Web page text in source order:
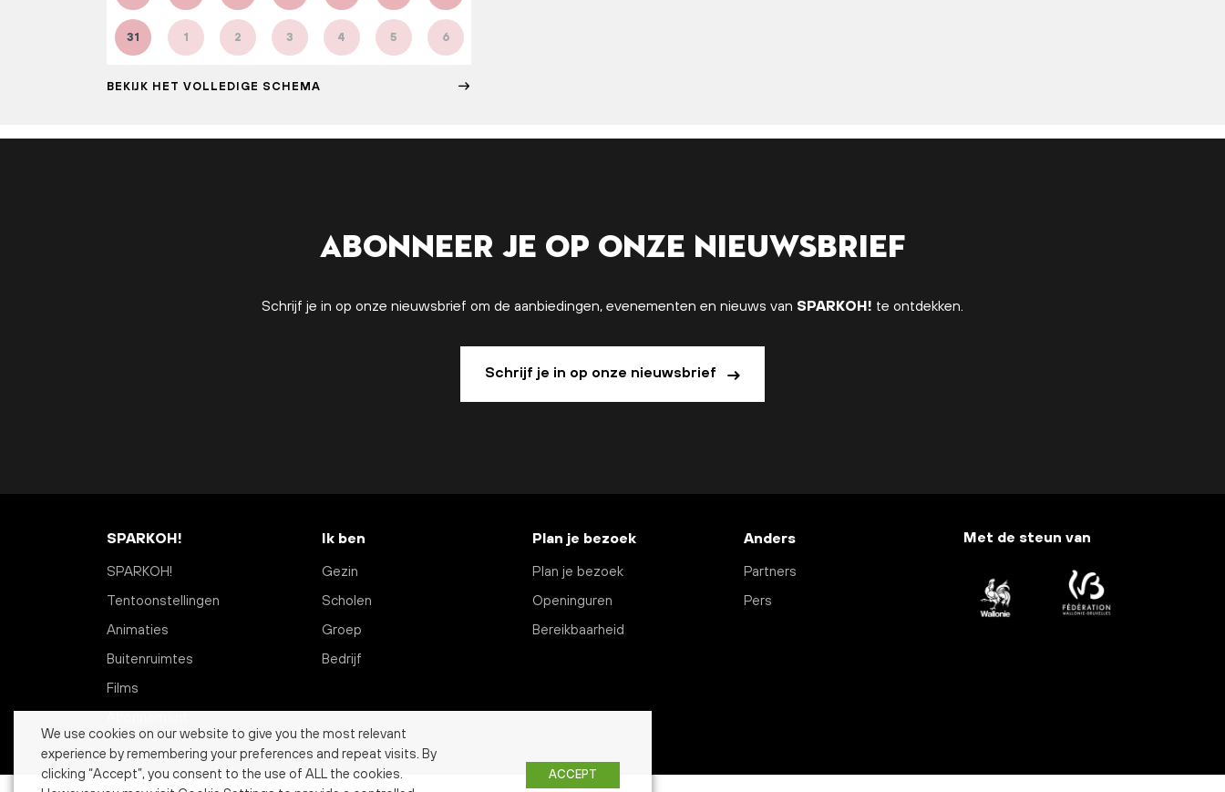
31 1 2 3 4 5 6
BEKIJK HET VOLLEDIGE SCHEMA
Abonneer je op onze nieuwsbrief
Schrijf je in op onze nieuwsbrief om de aanbiedingen, evenementen en nieuws van SPARKOH! te ontdekken.
Schrijf je in op onze nieuwsbrief
SPARKOH!
SPARKOH!
Tentoonstellingen
Animaties
Buitenruimtes
Films
Ik ben
Gezin
Scholen
Groep
Bedrijf
Plan je bezoek
Plan je bezoek
Openinguren
Bereikbaarheid
Anders
Partners
Pers
Met de steun van
We use cookies on our website to give you the most relevant
experience by remembering your preferences and repeat visits. By
clicking “Accept”, you consent to the use of ALL the cookies.
ACCEPT